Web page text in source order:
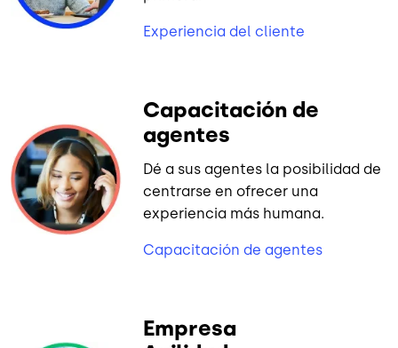
Experiencia del cliente
Capacitación de
agentes
Dé a sus agentes la posibilidad de
centrarse en ofrecer una
experiencia más humana.
Capacitación de agentes
Empresa